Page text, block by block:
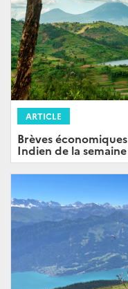
ARTICLE
Brèves
Indien de la